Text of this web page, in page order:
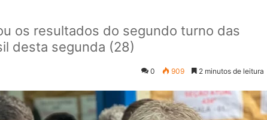
os resultados do segundo turno das
desta segunda (28)
0 909 2 minutos de leitura